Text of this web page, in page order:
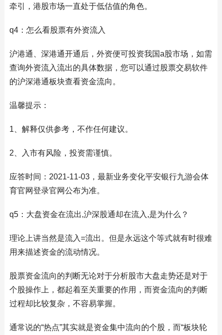
牵引，港股市场一直处于低估值的角色。
q4：怎么看股票有外资流入
沪港通、深港通开通后，外资便可投资我国a股市场，如需
查询外资流入流出的具体数据，您可以通过股票交易软件
的沪深港通板块查看资金流向。
温馨提示：
1、解释仅供参考，不作任何建议。
2、入市有风险，投资需谨慎。
应答时间：2021-11-03，最新业务变化平安银行九游会体
育官网登录官网公布为准。
q5：大盘资金在流出,沪深股通却在流入,是为什么？
理论上讲当然是流入=流出。但是永远这个等式就有时很难
用来描述资金的流动情况。
股票资金流向的判断无论对于分析股市大盘走势还是对于
个股操作上，都起着至关重要的作用，而资金流向的判断
过程却比较复杂，不容易掌握。
通常说的“热点”其实就是资金集中流向的个股，而“板块轮